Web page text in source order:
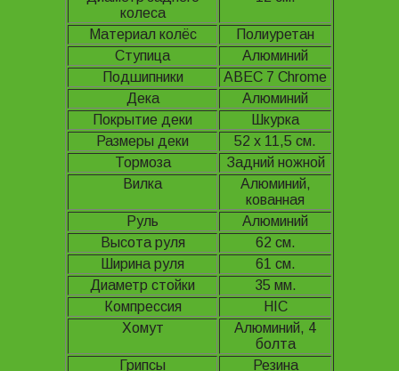
колеса
Материал колёс
Полиуретан
Ступица
Алюминий
Подшипники
ABEC 7 Chrome
Дека
Алюминий
Покрытие деки
Шкурка
Размеры деки
52 х 11,5 см.
Тормоза
Задний ножной
Вилка
Алюминий,
кованная
Руль
Алюминий
Высота руля
62 см.
Ширина руля
61 см.
Диаметр стойки
35 мм.
Компрессия
HIC
Хомут
Алюминий, 4
болта
Грипсы
Резина